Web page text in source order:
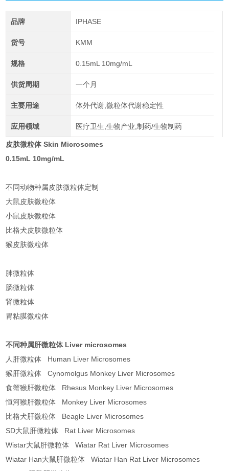
品牌 IPHASE
货号 KMM
规格 0.15mL 10mg/mL
供货周期 一个月
主要用途 体外代谢,微粒体代谢稳定性
应用领域 医疗卫生,生物产业,制药/生物制药
皮肤微粒体 Skin Microsomes
0.15mL 10mg/mL
不同动物种属皮肤微粒体定制
大鼠皮肤微粒体
小鼠皮肤微粒体
比格犬皮肤微粒体
猴皮肤微粒体
肺微粒体
肠微粒体
肾微粒体
胃粘膜微粒体
不同种属肝微粒体 Liver microsomes
人肝微粒体 Human Liver Microsomes
猴肝微粒体 Cynomolgus Monkey Liver Microsomes
食蟹猴肝微粒体 Rhesus Monkey Liver Microsomes
恒河猴肝微粒体 Monkey Liver Microsomes
比格犬肝微粒体 Beagle Liver Microsomes
SD大鼠肝微粒体 Rat Liver Microsomes
Wistar大鼠肝微粒体 Wiatar Rat Liver Microsomes
Wiatar Han大鼠肝微粒体 Wiatar Han Rat Liver Microsomes